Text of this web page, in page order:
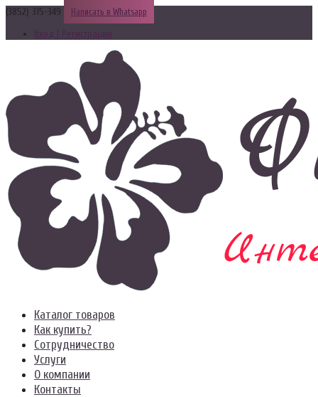
(3852) 315-349 Написать в Whatsapp
Вход | Регистрация
Каталог товаров
Как купить?
Сотрудничество
Услуги
О компании
Контакты